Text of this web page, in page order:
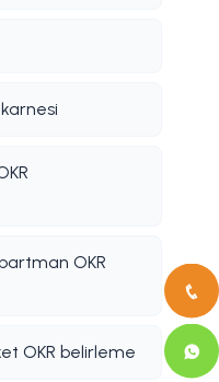
OKR
OKR belirleme